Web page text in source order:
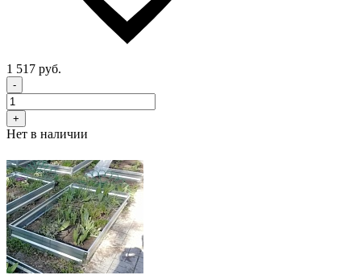
1 517 руб.
-
+
Нет в наличии